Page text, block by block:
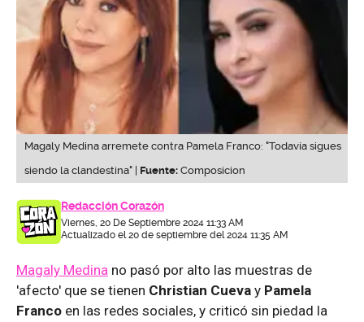
Magaly Medina arremete contra Pamela Franco: "Todavía sigues
siendo la clandestina" | Fuente: Composicion
Redacción Corazón
Viernes, 20 De Septiembre 2024 11:33 AM
Actualizado el 20 de septiembre del 2024 11:35 AM
Magaly Medina no pasó por alto las muestras de
'afecto' que se tienen Christian Cueva y Pamela
Franco en las redes sociales, y criticó sin piedad la